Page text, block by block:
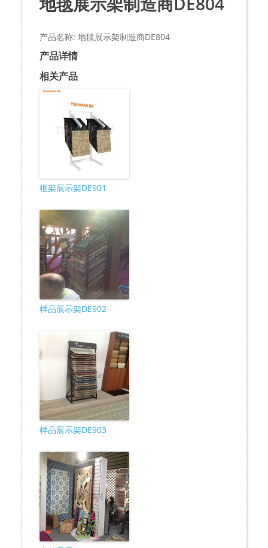
产品名称: 地毯展示架制造商DE804
产品详情
相关产品
框架展示架DE901
样品展示架DE902
样品展示架DE903